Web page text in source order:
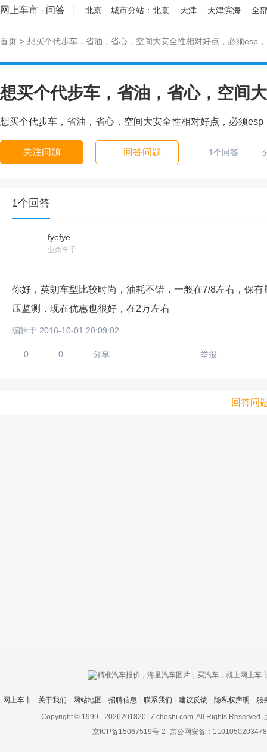
网上车市 · 问答 北京 城市分站： 北京 天津 天津滨海 全
首页 > 想买个代步车，省油，省心，空间大安全性相对好点，必须esp，
想买个代步车，省油，省心，空间
想买个代步车，省油，省心，空间大安全性相对好点，必须esp
关注问题 回答问题 1个回答
1个回答
fyefye
业余车手
你好，英朗车型比较时尚，油耗不错，一般在7/8左右，保
压监测，现在优惠也很好，在2万左右
编辑于 2016-10-01 20:09:02
0 0 分享 举报
回答问
上传图片最多
网上车市 关于我们 网站地图 招聘信息 联系我们 建议反馈 隐私权声明
服
Copyright © 1999 - 202620182017 cheshi.com. All Rights Reserved.
京ICP备15067519号-2 京公网安备：